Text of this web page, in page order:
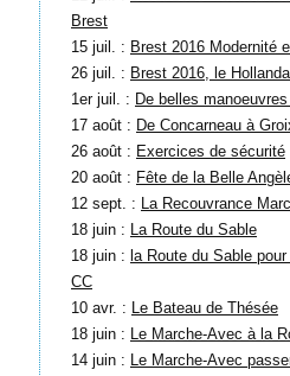
Brest
15 juil. : Brest 2016 Modernité
26 juil. : Brest 2016, le
1er juil. : De belles
17 août : De Concarneau à
26 août : Exercices de sécurité
20 août : Fête de la Belle
12 sept. : La Recouvrance
18 juin : La Route du Sable
18 juin : la Route du Sable
CC
10 avr. : Le Bateau de Thésée
18 juin : Le Marche-Avec à la
14 juin : Le Marche-Avec